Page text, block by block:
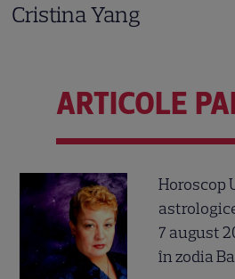
Cristina Yang
ARTICOLE
Horoscop
7 august
în zodia